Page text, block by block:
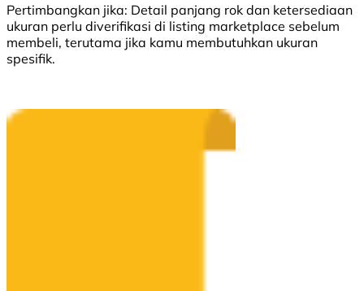
Pertimbangkan jika: Detail panjang rok dan ketersediaan
ukuran perlu diverifikasi di listing marketplace sebelum
membeli, terutama jika kamu membutuhkan ukuran
spesifik.